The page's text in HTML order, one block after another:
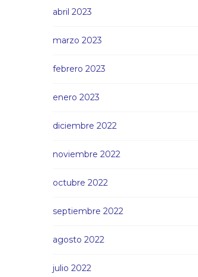
abril 2023
marzo 2023
febrero 2023
enero 2023
diciembre 2022
noviembre 2022
octubre 2022
septiembre 2022
agosto 2022
julio 2022